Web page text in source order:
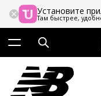
Установите
Там быстрее,